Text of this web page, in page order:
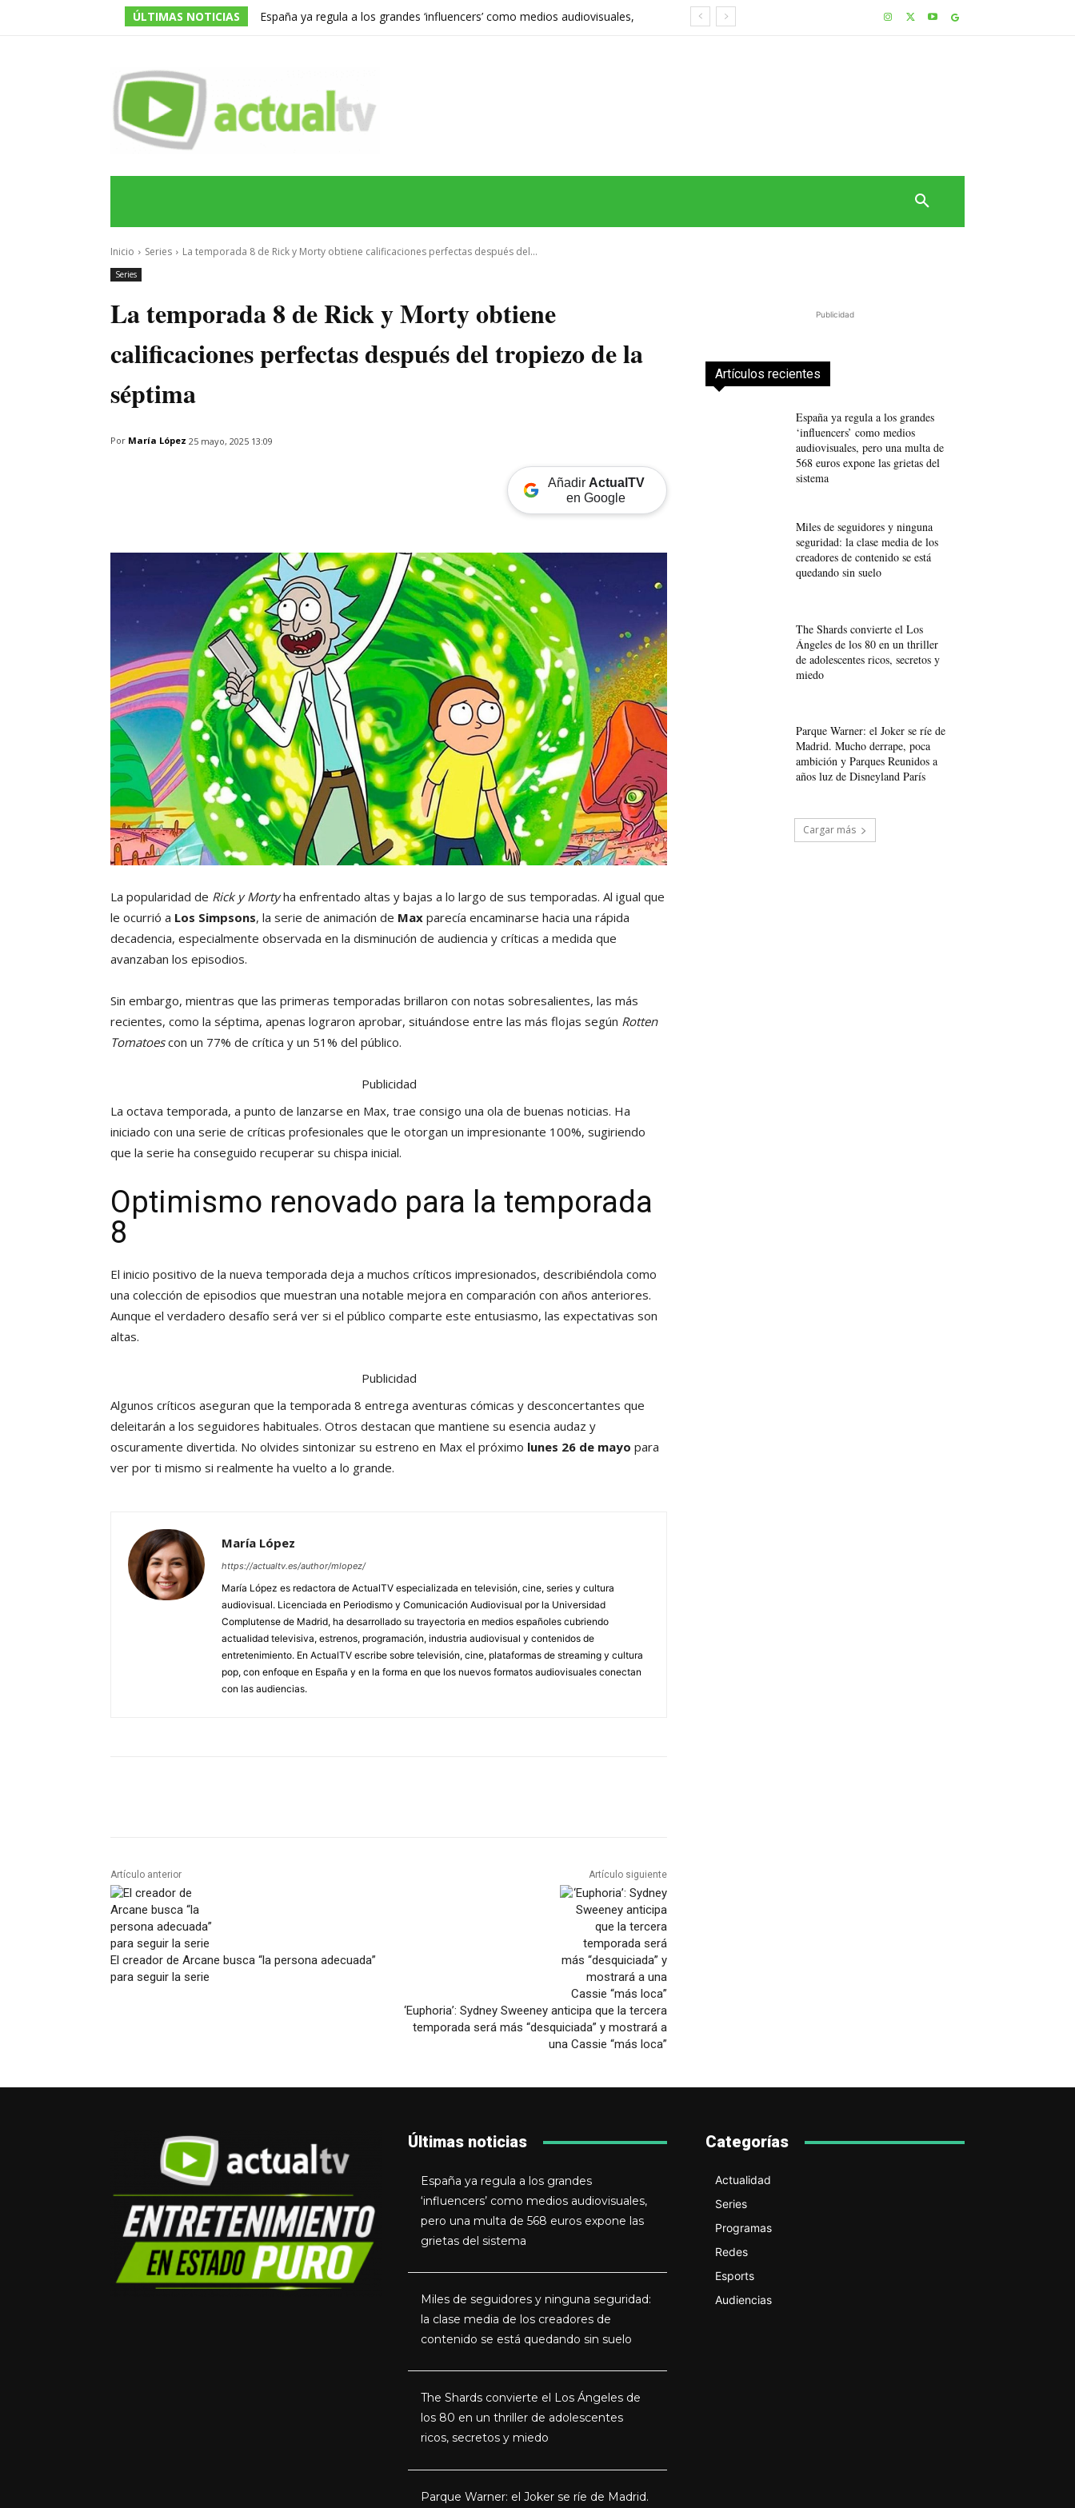
ÚLTIMAS NOTICIAS
España ya regula a los grandes ‘influencers’ como medios audiovisuales,
Inicio Series La temporada 8 de Rick y Morty obtiene calificaciones perfectas después del...
Series
La temporada 8 de Rick y Morty obtiene
calificaciones perfectas después del tropiezo de la
séptima
Por María López 25 mayo, 2025 13:09
Añadir ActualTV
en Google
La popularidad de Rick y Mortyha enfrentado altas y bajas a lo largo de sus temporadas. Al igual que
le ocurrió a Los Simpsons, la serie de animación de Max parecía encaminarse hacia una rápida
decadencia, especialmente observada en la disminución de audiencia y críticas a medida que
avanzaban los episodios.
Sin embargo, mientras que las primeras temporadas brillaron con notas sobresalientes, las más
recientes, como la séptima, apenas lograron aprobar, situándose entre las más flojas según Rotten
Tomatoescon un 77% de crítica y un 51% del público.
Publicidad
La octava temporada, a punto de lanzarse en Max, trae consigo una ola de buenas noticias. Ha
iniciado con una serie de críticas profesionales que le otorgan un impresionante 100%, sugiriendo
que la serie ha conseguido recuperar su chispa inicial.
Optimismo renovado para la temporada
8
El inicio positivo de la nueva temporada deja a muchos críticos impresionados, describiéndola como
una colección de episodios que muestran una notable mejora en comparación con años anteriores.
Aunque el verdadero desafío será ver si el público comparte este entusiasmo, las expectativas son
altas.
Publicidad
Algunos críticos aseguran que la temporada 8 entrega aventuras cómicas y desconcertantes que
deleitarán a los seguidores habituales. Otros destacan que mantiene su esencia audaz y
oscuramente divertida. No olvides sintonizar su estreno en Max el próximo lunes 26 de mayo para
ver por ti mismo si realmente ha vuelto a lo grande.
María López
https://actualtv.es/author/mlopez/
María López es redactora de ActualTV especializada en televisión, cine, series y cultura
audiovisual. Licenciada en Periodismo y Comunicación Audiovisual por la Universidad
Complutense de Madrid, ha desarrollado su trayectoria en medios españoles cubriendo
actualidad televisiva, estrenos, programación, industria audiovisual y contenidos de
entretenimiento. En ActualTV escribe sobre televisión, cine, plataformas de streaming y cultura
pop, con enfoque en España y en la forma en que los nuevos formatos audiovisuales conectan
con las audiencias.
Artículo anterior
El creador de Arcane busca “la persona adecuada”
para seguir la serie
Artículo siguiente
‘Euphoria’: Sydney Sweeney anticipa que la tercera
temporada será más “desquiciada” y mostrará a
una Cassie “más loca”
Publicidad
Artículos recientes
España ya regula a los grandes
‘influencers’ como medios
audiovisuales, pero una multa de
568 euros expone las grietas del
sistema
Miles de seguidores y ninguna
seguridad: la clase media de los
creadores de contenido se está
quedando sin suelo
The Shards convierte el Los
Ángeles de los 80 en un thriller
de adolescentes ricos, secretos y
miedo
Parque Warner: el Joker se ríe de
Madrid. Mucho derrape, poca
ambición y Parques Reunidos a
años luz de Disneyland París
Cargar más
Últimas noticias
España ya regula a los grandes
‘influencers’ como medios audiovisuales,
pero una multa de 568 euros expone las
grietas del sistema
Miles de seguidores y ninguna seguridad:
la clase media de los creadores de
contenido se está quedando sin suelo
The Shards convierte el Los Ángeles de
los 80 en un thriller de adolescentes
ricos, secretos y miedo
Parque Warner: el Joker se ríe de Madrid.
Categorías
Actualidad
Series
Programas
Redes
Esports
Audiencias